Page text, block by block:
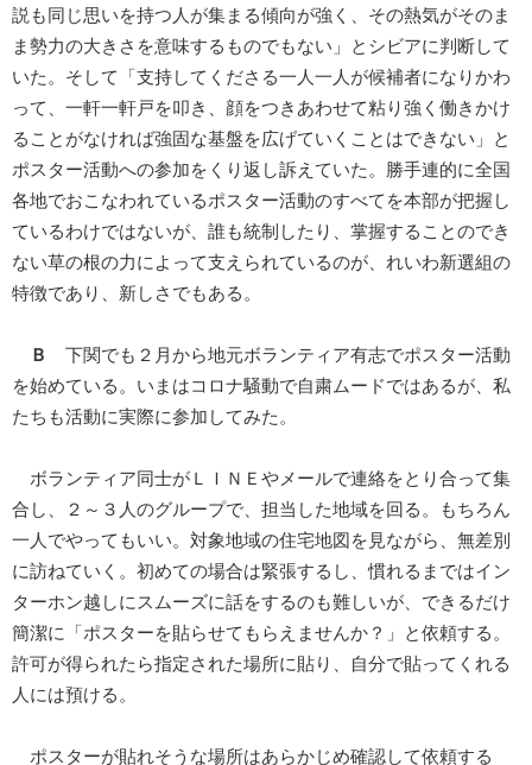
説も同じ思いを持つ人が集まる傾向が強く、その熱気がそのま
ま勢力の大きさを意味するものでもない」とシビアに判断して
いた。そして「支持してくださる一人一人が候補者になりかわ
って、一軒一軒戸を叩き、顔をつきあわせて粘り強く働きかけ
ることがなければ強固な基盤を広げていくことはできない」と
ポスター活動への参加をくり返し訴えていた。勝手連的に全国
各地でおこなわれているポスター活動のすべてを本部が把握し
ているわけではないが、誰も統制したり、掌握することのでき
ない草の根の力によって支えられているのが、れいわ新選組の
特徴であり、新しさでもある。
Ｂ
下関でも２月から地元ボランティア有志でポスター活動
を始めている。いまはコロナ騒動で自粛ムードではあるが、私
たちも活動に実際に参加してみた。
ボランティア同士がＬＩＮＥやメールで連絡をとり合って集
合し、２～３人のグループで、担当した地域を回る。もちろん
一人でやってもいい。対象地域の住宅地図を見ながら、無差別
に訪ねていく。初めての場合は緊張するし、慣れるまではイン
ターホン越しにスムーズに話をするのも難しいが、できるだけ
簡潔に「ポスターを貼らせてもらえませんか？」と依頼する。
許可が得られたら指定された場所に貼り、自分で貼ってくれる
人には預ける。
ポスターが貼れそうな場所はあらかじめ確認して依頼する